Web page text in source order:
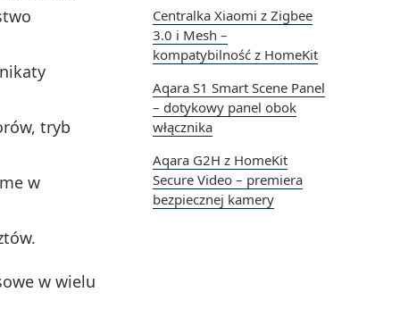
Centralka Xiaomi z Zigbee
3.0 i Mesh –
kompatybilność z HomeKit
Aqara S1 Smart Scene Panel
– dotykowy panel obok
włącznika
Aqara G2H z HomeKit
Secure Video – premiera
bezpiecznej kamery
tryb
w
w wielu